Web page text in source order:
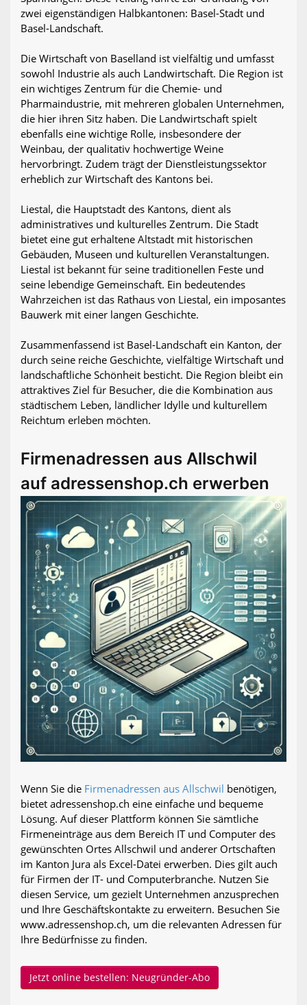
zwei eigenständigen Halbkantonen: Basel-Stadt und
Basel-Landschaft.
Die Wirtschaft von Baselland ist vielfältig und umfasst
sowohl Industrie als auch Landwirtschaft. Die Region ist
ein wichtiges Zentrum für die Chemie- und
Pharmaindustrie, mit mehreren globalen Unternehmen,
die hier ihren Sitz haben. Die Landwirtschaft spielt
ebenfalls eine wichtige Rolle, insbesondere der
Weinbau, der qualitativ hochwertige Weine
hervorbringt. Zudem trägt der Dienstleistungssektor
erheblich zur Wirtschaft des Kantons bei.
Liestal, die Hauptstadt des Kantons, dient als
administratives und kulturelles Zentrum. Die Stadt
bietet eine gut erhaltene Altstadt mit historischen
Gebäuden, Museen und kulturellen Veranstaltungen.
Liestal ist bekannt für seine traditionellen Feste und
seine lebendige Gemeinschaft. Ein bedeutendes
Wahrzeichen ist das Rathaus von Liestal, ein imposantes
Bauwerk mit einer langen Geschichte.
Zusammenfassend ist Basel-Landschaft ein Kanton, der
durch seine reiche Geschichte, vielfältige Wirtschaft und
landschaftliche Schönheit besticht. Die Region bleibt ein
attraktives Ziel für Besucher, die die Kombination aus
städtischem Leben, ländlicher Idylle und kulturellem
Reichtum erleben möchten.
Firmenadressen aus Allschwil
auf adressenshop.ch erwerben
Wenn Sie die Firmenadressen aus Allschwil benötigen,
bietet adressenshop.ch eine einfache und bequeme
Lösung. Auf dieser Plattform können Sie sämtliche
Firmeneinträge aus dem Bereich IT und Computer des
gewünschten Ortes Allschwil und anderer Ortschaften
im Kanton Jura als Excel-Datei erwerben. Dies gilt auch
für Firmen der IT- und Computerbranche. Nutzen Sie
diesen Service, um gezielt Unternehmen anzusprechen
und Ihre Geschäftskontakte zu erweitern. Besuchen Sie
www.adressenshop.ch, um die relevanten Adressen für
Ihre Bedürfnisse zu finden.
Jetzt online bestellen: Neugründer-Abo